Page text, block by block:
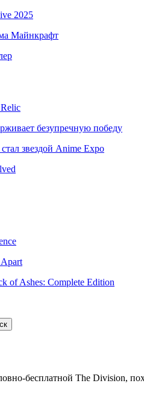
2025
Майнкрафт
безупречную победу
звездой Anime Expo
of Ashes: Complete Edition
бесплатной The Division,